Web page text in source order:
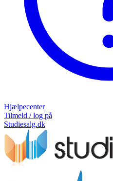
Hjælpecenter
Tilmeld / log på
Studiesalg.dk